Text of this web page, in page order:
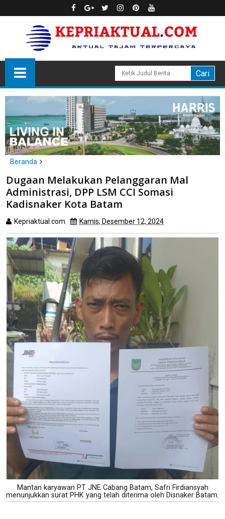
Beranda
Dugaan Melakukan Pelanggaran Mal Administrasi, DPP LSM CCI
Somasi Kadisnaker Kota Batam
Dugaan Melakukan Pelanggaran Mal
Administrasi, DPP LSM CCI Somasi
Kadisnaker Kota Batam
Kepriaktual.com Kamis, Desember 12, 2024
Mantan karyawan PT JNE Cabang Batam, Safri Firdiansyah
menunjukkan surat PHK yang telah diterima oleh Disnaker Batam.